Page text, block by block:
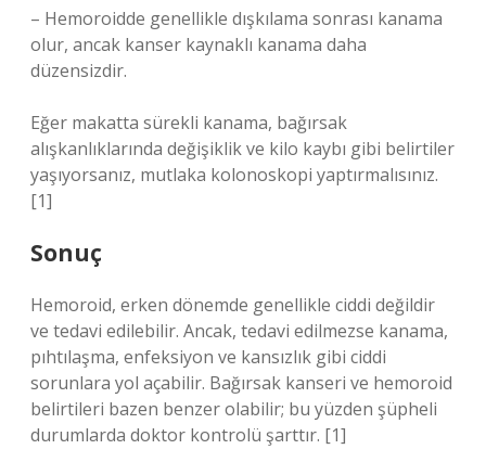
– Hemoroidde genellikle dışkılama sonrası kanama
olur, ancak kanser kaynaklı kanama daha
düzensizdir.
Eğer makatta sürekli kanama, bağırsak
alışkanlıklarında değişiklik ve kilo kaybı gibi belirtiler
yaşıyorsanız, mutlaka kolonoskopi yaptırmalısınız.
[1]
Sonuç
Hemoroid, erken dönemde genellikle ciddi değildir
ve tedavi edilebilir. Ancak, tedavi edilmezse kanama,
pıhtılaşma, enfeksiyon ve kansızlık gibi ciddi
sorunlara yol açabilir. Bağırsak kanseri ve hemoroid
belirtileri bazen benzer olabilir; bu yüzden şüpheli
durumlarda doktor kontrolü şarttır. [1]